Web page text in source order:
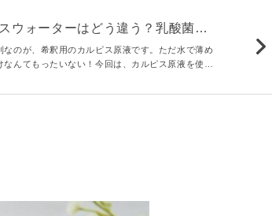
ウォーターはどう違う？乳酸菌の
なのが、希釈用のカルピス原液です。ただ水で薄め
んてもったいない！今回は、カルピス原液を使っ